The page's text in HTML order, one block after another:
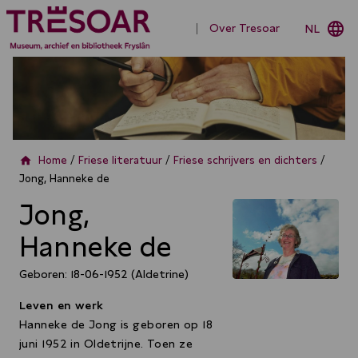
Over Tresoar NL language
home Home / Friese literatuur / Friese schrijvers en dichters /
Jong, Hanneke de
Jong,
Hanneke de
Geboren: 18-06-1952 (Aldetrine)
Leven en werk
Hanneke de Jong is geboren op 18
juni 1952 in Oldetrijne. Toen ze